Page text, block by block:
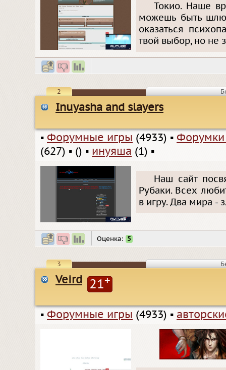
Токио. Наше
можешь быть
оказаться
твой выбор, но не
2
Inuyasha and slayers
▪ Форумные игры (4933) ▪
(627) ▪ () ▪ инуяша (1) ▪
Наш сайт
Рубаки. Всех
в игру. Два мира -
Оценка: 5
3
Veird 21+
▪ Форумные игры (4933) ▪